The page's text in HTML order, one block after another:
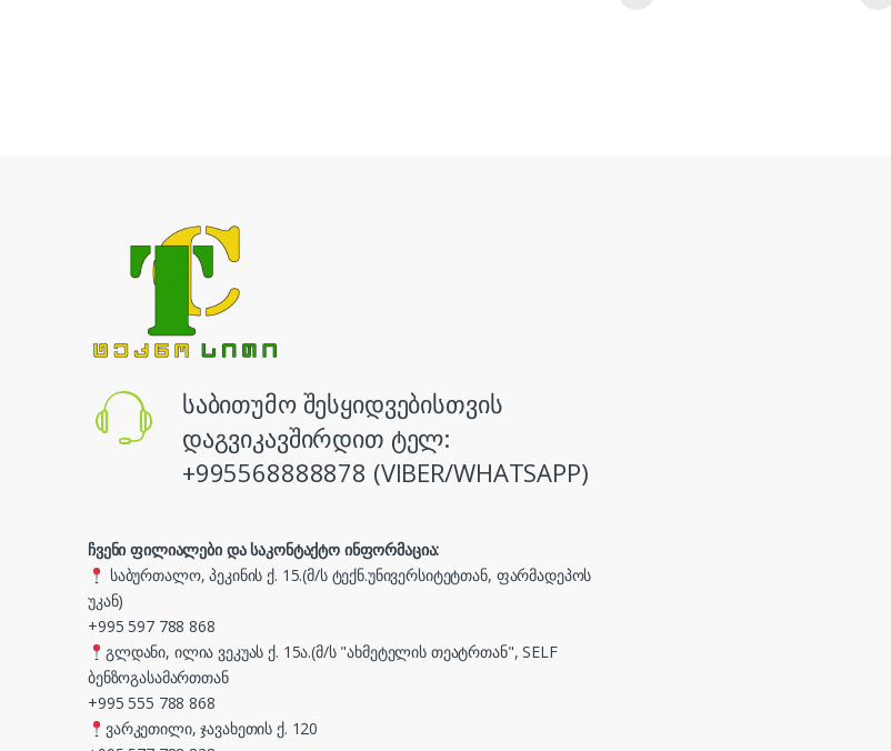
საბითუმო შესყიდვებისთვის
დაგვიკავშირდით ტელ:
+995568888878 (VIBER/WHATSAPP)
ჩვენი ფილიალები და საკონტაქტო ინფორმაცია:
საბურთალო, პეკინის ქ. 15.(მ/ს ტექნ.უნივერსიტეტთან, ფარმადეპოს
უკან)
+995 597 788 868
გლდანი, ილია ვეკუას ქ. 15ა.(მ/ს "ახმეტელის თეატრთან", SELF
ბენზოგასამართთან
+995 555 788 868
ვარკეთილი, ჯავახეთის ქ. 120